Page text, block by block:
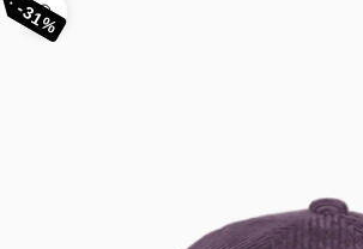
Zoomer sur l'image
31%
31%